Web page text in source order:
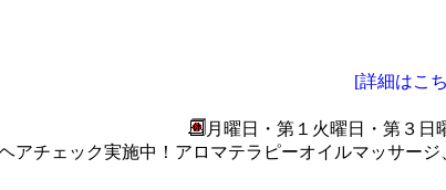
[詳細はこ
月曜日・第１火曜日・第３日
アチェック実施中！アロマテラピーオイルマッサー